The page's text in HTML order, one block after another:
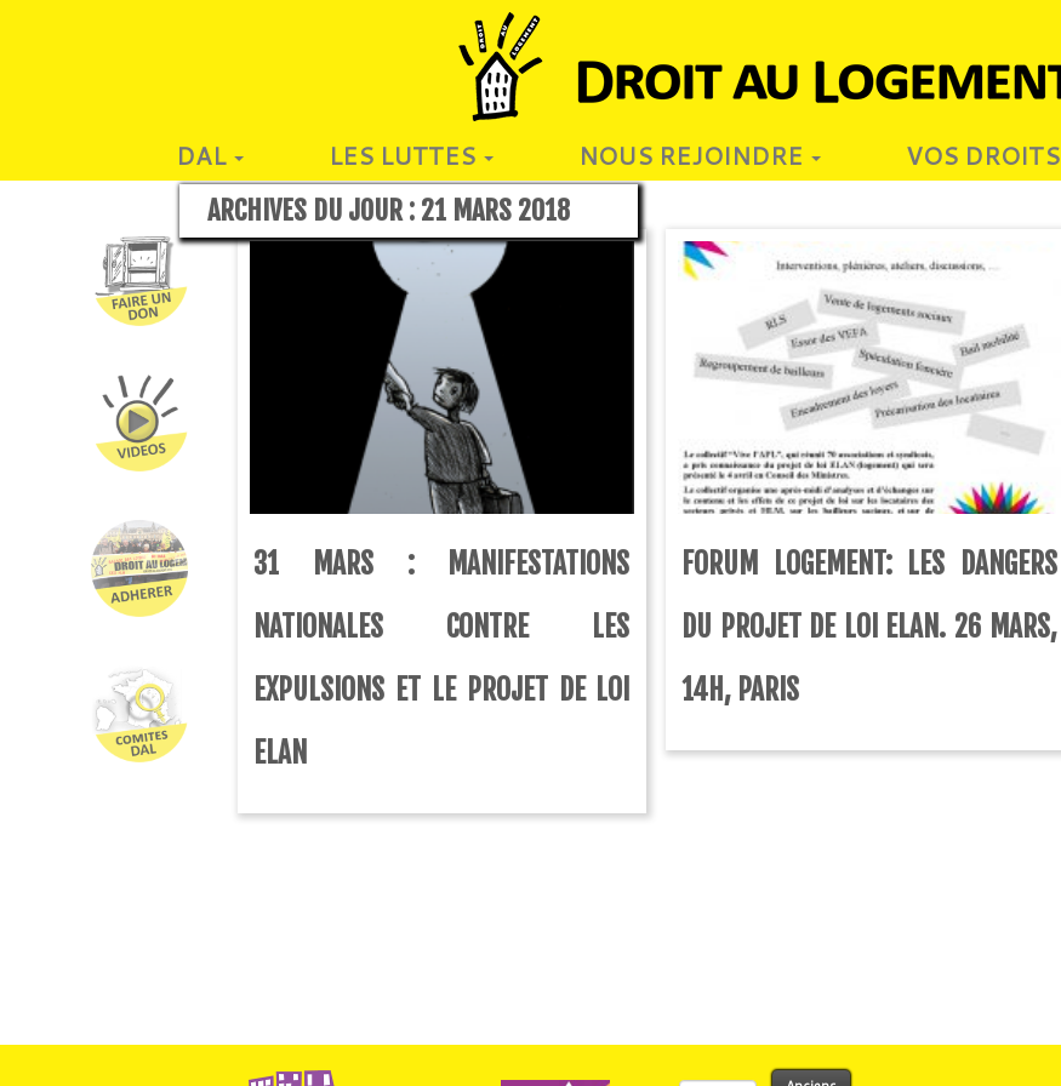
DAL LES LUTTES NOUS REJOINDRE VOS DROITS
ARCHIVES DU JOUR : 21 MARS 2018
31 MARS : MANIFESTATIONS
NATIONALES CONTRE LES
EXPULSIONS ET LE PROJET DE LOI
ELAN
FORUM LOGEMENT: LES DANGERS
DU PROJET DE LOI ELAN. 26 MARS,
14H, PARIS